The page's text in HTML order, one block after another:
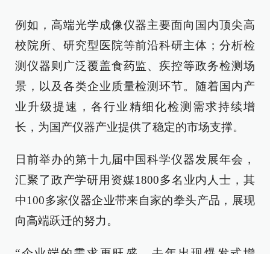
例如，高端光学成像仪器主要面向国内顶尖高
校院所、研究型医院等前沿科研主体；分析检
测仪器则广泛覆盖食药监、疾控等政务检测场
景，以及各类企业质量检测环节。随着国内产
业升级提速，各行业精细化检测需求持续增
长，为国产仪器产业提供了稳定的市场支撑。
日前举办的第十九届中国科学仪器发展年会，
汇聚了政产学研用资媒1800多名业内人士，其
中100多家仪器企业带来自家的拳头产品，展现
向高端跃迁的努力。